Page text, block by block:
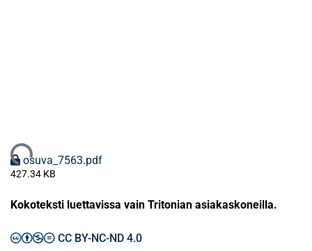
osuva_7563.pdf
427.34 KB
Kokoteksti luettavissa vain Tritonian asiakaskoneilla.
CC BY-NC-ND 4.0